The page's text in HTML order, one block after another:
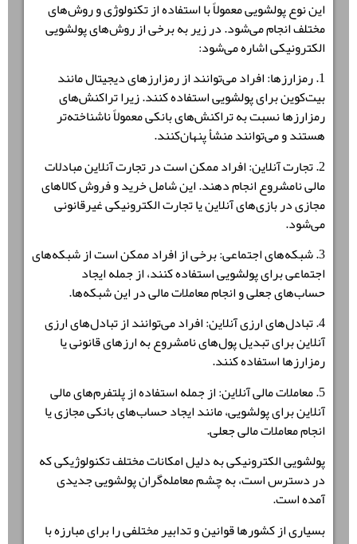
این نوع پولشویی معمولاً با استفاده از تکنولوژی و روش‌های
مختلف انجام می‌شود. در زیر به برخی از روش‌های پولشویی
الکترونیکی اشاره می‌شود:
1. رمزارزها: افراد می‌توانند از رمزارزهای دیجیتال مانند
بیت‌کوین برای پولشویی استفاده کنند. زیرا تراکنش‌های
رمزارزها نسبت به تراکنش‌های بانکی معمولاً ناشناخته‌تر
هستند و می‌توانند منشأ پنهان‌کنند.
2. تجارت آنلاین: افراد ممکن است در تجارت آنلاین مبادلات
مالی نامشروع انجام دهند. این شامل خرید و فروش کالاهای
مجازی در بازی‌های آنلاین یا تجارت الکترونیکی غیرقانونی
می‌شود.
3. شبکه‌های اجتماعی: برخی از افراد ممکن است از شبکه‌های
اجتماعی برای پولشویی استفاده کنند، از جمله ایجاد
حساب‌های جعلی و انجام معاملات مالی در این شبکه‌ها.
4. تبادل‌های ارزی آنلاین: افراد می‌توانند از تبادل‌های ارزی
آنلاین برای تبدیل پول‌های نامشروع به ارزهای قانونی یا
رمزارزها استفاده کنند.
5. معاملات مالی آنلاین: از جمله استفاده از پلتفرم‌های مالی
آنلاین برای پولشویی، مانند ایجاد حساب‌های بانکی مجازی یا
انجام معاملات مالی جعلی.
پولشویی الکترونیکی به دلیل امکانات مختلف تکنولوژیکی که
در دسترس است، به چشم معامله‌گران پولشویی جدیدی
آمده است.
بسیاری از کشورها قوانین و تدابیر مختلفی را برای مبارزه با